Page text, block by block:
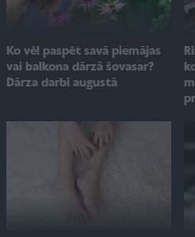
Ko vēl paspēt savā piemājas
vai balkona dārzā šovasar?
Dārza darbi augustā